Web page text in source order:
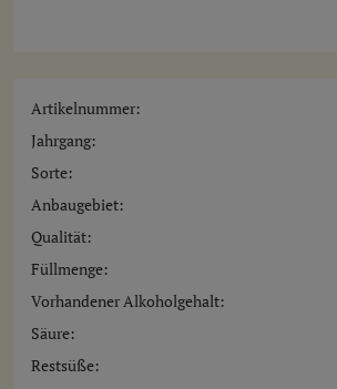
Artikelnummer:
Jahrgang:
Sorte:
Anbaugebiet:
Qualität:
Füllmenge:
Vorhandener Alkoholgehalt:
Säure:
Restsüße: